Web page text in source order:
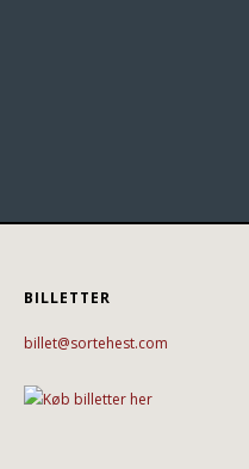
BILLETTER
billet@sortehest.com